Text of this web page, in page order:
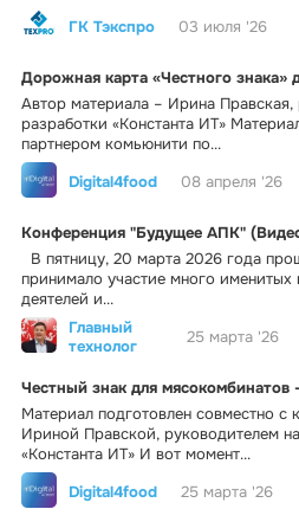
ГК Тэкспро
03 июля '26
Дорожная карта «Честного знака»
Автор материала – Ирина Правская,
разработки «Константа ИТ»
партнером комьюнити по...
Digital4food
08 апреля '26
Конференция "Будущее АПК"
В пятницу, 20 марта 2026 года
принимало участие много именитых
деятелей и...
Главный
технолог
25 марта '26
Честный знак для
Материал подготовлен совместно
Ириной Правской, руководителем
«Константа ИТ» И вот момент...
Digital4food
25 марта '26